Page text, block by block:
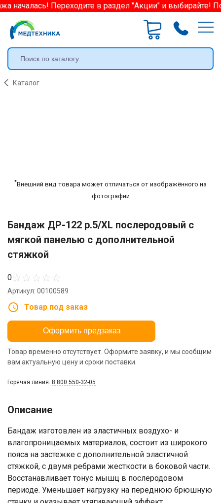
началась! Переходите в раздел "Акции" и выбирайте!
Каталог
*Внешний вид товара может отличаться от изображённого на
фотографии
Бандаж ДР-122 р.5/XL послеродовый с
мягкой панелью с дополнительной
стяжкой
0☆☆☆☆☆
Артикул: 00100589
Товар под заказ
Оформить предзаказ
Товар временно отсутствует. Оформите заявку, и мы сообщим
вам актуальную цену и сроки поставки.
Горячая линия: 8 800 550-32-05
Описание
Бандаж изготовлен из эластичных воздухо- и
влагопроницаемых материалов, состоит из широкого
пояса на застежке с дополнительной эластичной
стяжкой, с двумя ребрами жесткости в боковой части.
Восстанавливает тонус мышц в послеродовом
периоде. Уменьшает нагрузку на переднюю брюшную